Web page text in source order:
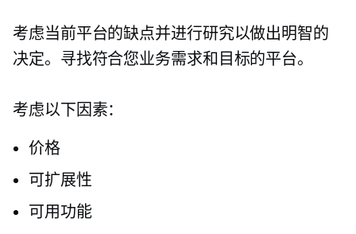
考虑当前平台的缺点并进行研究以做出明智的
决定。寻找符合您业务需求和目标的平台。
考虑以下因素：
价格
可扩展性
可用功能